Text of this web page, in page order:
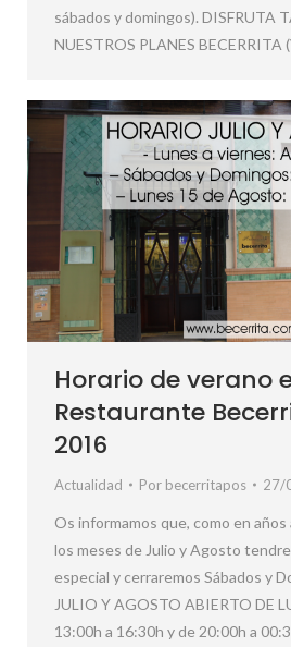
sábados y domingos). DISFRUTA
NUESTROS PLANES BECERRITA
Horario de verano
Restaurante
2016
Actualidad Por becerritapos 27/
Os informamos que, como en
los meses de Julio y Agosto
especial y cerraremos Sábados y
JULIO Y AGOSTO ABIERTO DE
13:00h a 16:30h y de 20:00h a